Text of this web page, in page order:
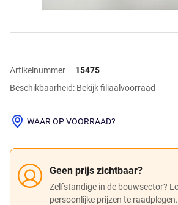
Artikelnummer
15475
Beschikbaarheid: Bekijk filiaalvoorraad
Geen prijs zichtbaar?
Zelfstandige in de bouwsector?
persoonlijke prijzen te
WAAR OP VOORRAAD?